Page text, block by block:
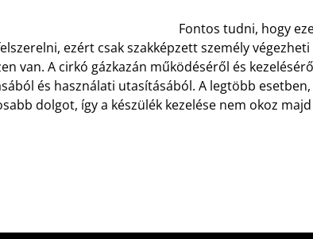
Fontos tudni, hogy
ezért csak szakképzett személy
van. A cirkó gázkazán működéséről és
és használati utasításából. A legtöbb
dolgot, így a készülék kezelése nem okoz